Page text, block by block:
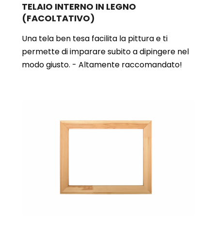
TELAIO INTERNO IN LEGNO
(FACOLTATIVO)
Una tela ben tesa facilita la pittura e ti
permette di imparare subito a dipingere nel
modo giusto. - Altamente raccomandato!